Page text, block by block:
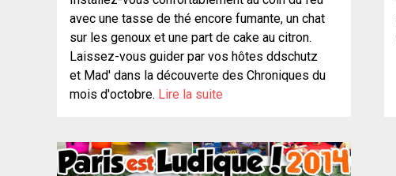
avec une tasse de thé encore fumante, un chat
sur les genoux et une part de cake au citron.
Laissez-vous guider par vos hôtes ddschutz
et Mad' dans la découverte des Chroniques du
mois d'octobre. Lire la suite